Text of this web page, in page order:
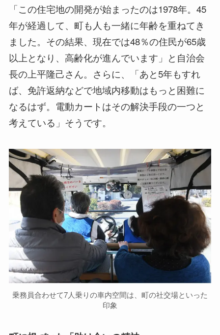
「この住宅地の開発が始まったのは1978年。45
年が経過して、町も人も一緒に年齢を重ねてき
ました。その結果、現在では48％の住民が65歳
以上となり、高齢化が進んでいます」と自治会
長の上平隆己さん。さらに、「あと5年もすれ
ば、免許返納などで地域内移動はもっと困難に
なるはず。電動カートはその解決手段の一つと
考えている」そうです。
乗務員合わせて7人乗りの車内空間は、町の社交場といった
印象